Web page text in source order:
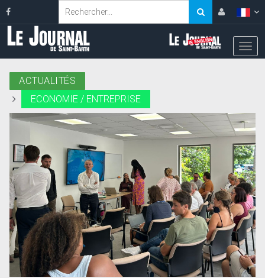
ACTUALITÉS
ECONOMIE / ENTREPRISE